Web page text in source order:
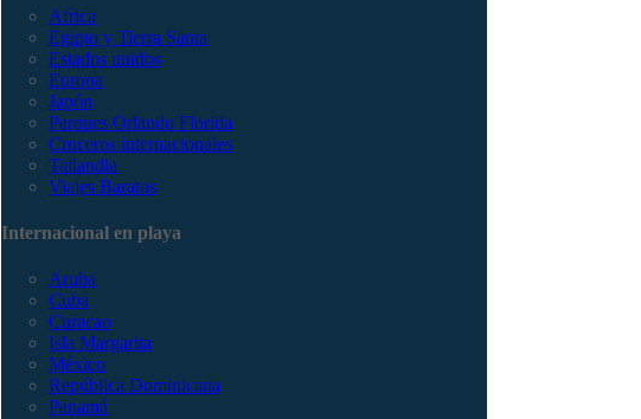
Africa
Egipto y Tierra Santa
Estados unidos
Europa
Japón
Parques Orlando Florida
Cruceros internacionales
Tailandia
Viajes Baratos
Internacional en playa
Aruba
Cuba
Curacao
Isla Margarita
México
República Dominicana
Panamá